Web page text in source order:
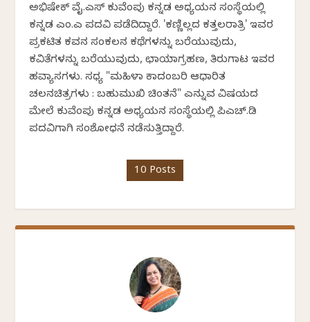
ಅಭಿಷೇಕ್ ವೈ.ಎಸ್ ಕುವೆಂಪು ಕನ್ನಡ ಅಧ್ಯಯನ ಸಂಸ್ಥೆಯಲ್ಲಿ
ಕನ್ನಡ ಎಂ.ಎ ಪದವಿ ಪಡೆದಿದ್ದಾರೆ. 'ಕಣ್ಣಿಲ್ಲದ ಕತ್ತಲರಾತ್ರಿ' ಇವರ
ಪ್ರಕಟಿತ ಕವನ ಸಂಕಲನ ಕಥೆಗಳನ್ನು ಬರೆಯುವುದು,
ಕವಿತೆಗಳನ್ನು ಬರೆಯುವುದು, ಛಾಯಾಗ್ರಹಣ, ತಿರುಗಾಟ ಇವರ
ಹವ್ಯಾಸಗಳು. ಸಧ್ಯ "ಮಹಿಳಾ ಕಾದಂಬರಿ ಆಧಾರಿತ
ಚಲನಚಿತ್ರಗಳು : ಬಹುಮುಖಿ ಚಿಂತನೆ" ಎನ್ನುವ ವಿಷಯದ
ಮೇಲೆ ಕುವೆಂಪು ಕನ್ನಡ ಅಧ್ಯಯನ ಸಂಸ್ಥೆಯಲ್ಲಿ ಪಿಎಚ್.ಡಿ
ಪದವಿಗಾಗಿ ಸಂಶೋಧನೆ ನಡೆಸುತ್ತಿದ್ದಾರೆ.
10 Posts